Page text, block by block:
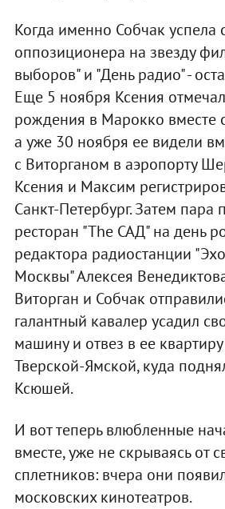
Когда именно Собчак успела
оппозиционера на звезду
выборов" и "День радио" -
Еще 5 ноября Ксения
рождения в Марокко вместе
а уже 30 ноября ее видели
с Виторганом в аэропорту
Ксения и Максим
Санкт-Петербург. Затем пара
ресторан "The САД" на день
редактора радиостанции "Эхо
Москвы" Алексея
Виторган и Собчак
галантный кавалер усадил
машину и отвез в ее
Тверской-Ямской, куда
Ксюшей.
И вот теперь влюбленные
вместе, уже не скрываясь от
сплетников: вчера они
московских кинотеатров.